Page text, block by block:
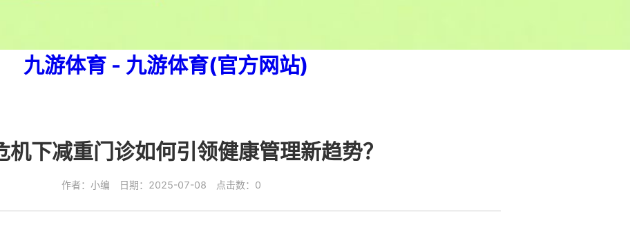
九游体育 - 九游体育(官方网站)
机下减重门诊如何引领健康管理新趋势？
作者：小编 日期：2025-07-08 点击数：0